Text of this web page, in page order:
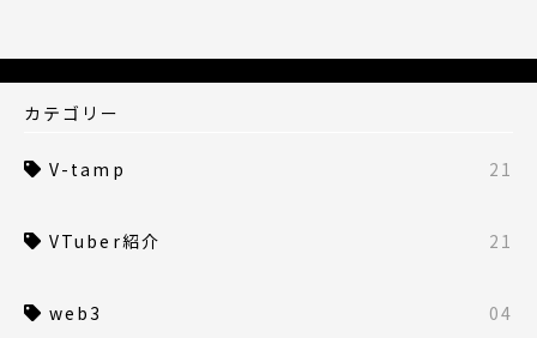
カテゴリー
V-tamp 21
VTuber紹介 21
web3 04